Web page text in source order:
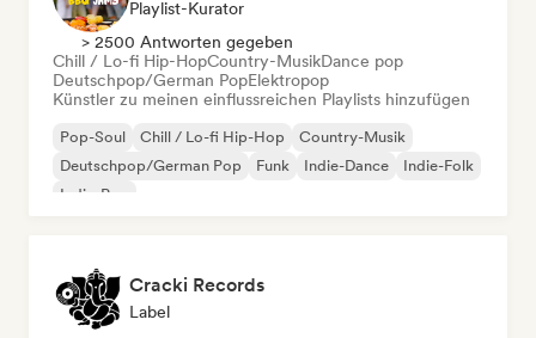
Playlist-Kurator
> 2500 Antworten gegeben
Chill / Lo-fi Hip-HopCountry-MusikDance pop
Deutschpop/German PopElektropop
Künstler zu meinen einflussreichen Playlists hinzufügen
Pop-Soul Chill / Lo-fi Hip-Hop
Country-Musik
Deutschpop/German Pop
Funk Indie-Dance
Indie-Folk
Indie-Pop
Cracki Records
Label